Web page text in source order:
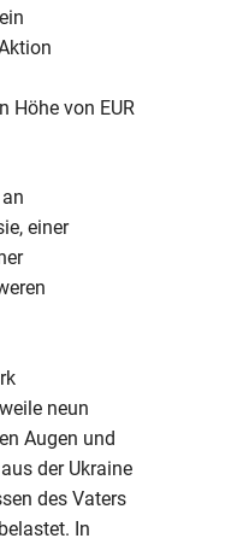
Höhe von EUR
einer
neun
Augen und
der Ukraine
des Vaters
In